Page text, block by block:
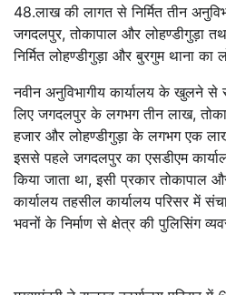
48.लाख की लागत से निर्मित तीन
जगदलपुर, तोकापाल और लोहण्डीगुड़ा
निर्मित लोहण्डीगुड़ा और बुरगुम थाना का
नवीन अनुविभागीय कार्यालय के खुलने
लिए जगदलपुर के लगभग तीन लाख,
हजार और लोहण्डीगुड़ा के लगभग एक
इससे पहले जगदलपुर का एसडीएम
किया जाता था, इसी प्रकार तोकापाल
कार्यालय तहसील कार्यालय परिसर में
भवनों के निर्माण से क्षेत्र की पुलिसिंग